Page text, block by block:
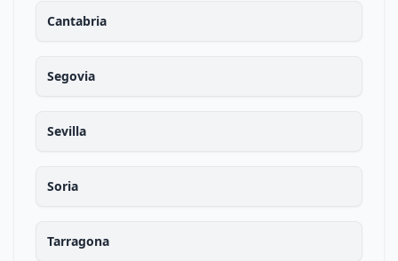
Cantabria
Segovia
Sevilla
Soria
Tarragona